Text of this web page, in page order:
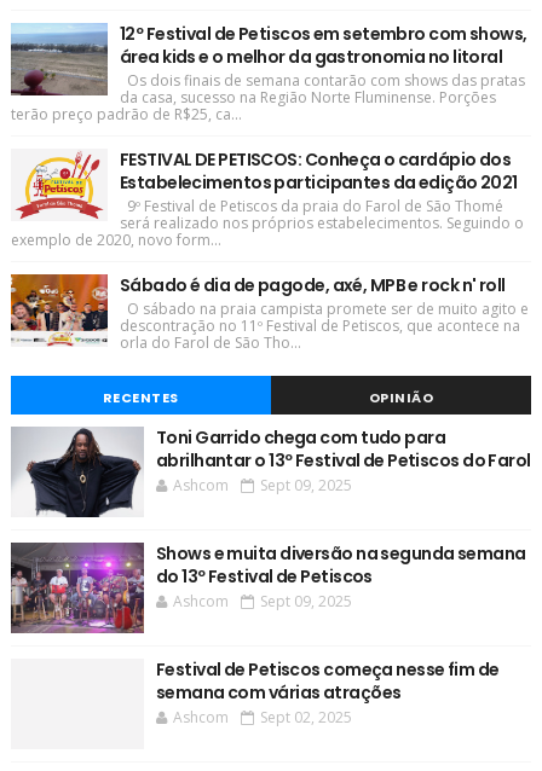
12º Festival de Petiscos em setembro com shows,
área kids e o melhor da gastronomia no litoral
Os dois finais de semana contarão com shows das pratas
da casa, sucesso na Região Norte Fluminense. Porções
terão preço padrão de R$25, ca...
FESTIVAL DE PETISCOS: Conheça o cardápio dos
Estabelecimentos participantes da edição 2021
9º Festival de Petiscos da praia do Farol de São Thomé
será realizado nos próprios estabelecimentos. Seguindo o
exemplo de 2020, novo form...
Sábado é dia de pagode, axé, MPB e rock n' roll
O sábado na praia campista promete ser de muito agito e
descontração no 11º Festival de Petiscos, que acontece na
orla do Farol de São Tho...
RECENTES OPINIÃO
Toni Garrido chega com tudo para
abrilhantar o 13º Festival de Petiscos do Farol
Ashcom Sept 09, 2025
Shows e muita diversão na segunda semana
do 13º Festival de Petiscos
Ashcom Sept 09, 2025
Festival de Petiscos começa nesse fim de
semana com várias atrações
Ashcom Sept 02, 2025